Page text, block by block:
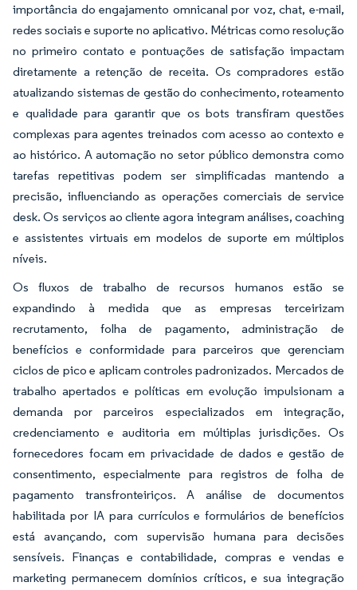
importância do engajamento omnicanal por voz, chat, e-mail,
redes sociais e suporte no aplicativo. Métricas como resolução
no primeiro contato e pontuações de satisfação impactam
diretamente a retenção de receita. Os compradores estão
atualizando sistemas de gestão do conhecimento, roteamento
e qualidade para garantir que os bots transfiram questões
complexas para agentes treinados com acesso ao contexto e
ao histórico. A automação no setor público demonstra como
tarefas repetitivas podem ser simplificadas mantendo a
precisão, influenciando as operações comerciais de service
desk. Os serviços ao cliente agora integram análises, coaching
e assistentes virtuais em modelos de suporte em múltiplos
níveis.
Os fluxos de trabalho de recursos humanos estão se
expandindo à medida que as empresas terceirizam
recrutamento, folha de pagamento, administração de
benefícios e conformidade para parceiros que gerenciam
ciclos de pico e aplicam controles padronizados. Mercados de
trabalho apertados e políticas em evolução impulsionam a
demanda por parceiros especializados em integração,
credenciamento e auditoria em múltiplas jurisdições. Os
fornecedores focam em privacidade de dados e gestão de
consentimento, especialmente para registros de folha de
pagamento transfronteiriços. A análise de documentos
habilitada por IA para currículos e formulários de benefícios
está avançando, com supervisão humana para decisões
sensíveis. Finanças e contabilidade, compras e vendas e
marketing permanecem domínios críticos, e sua integração